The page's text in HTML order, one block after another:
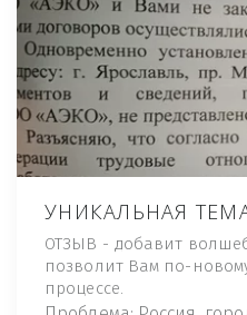
УНИКАЛЬНАЯ
ОТЗЫВ - добавит
позволит Вам по-
процессе.